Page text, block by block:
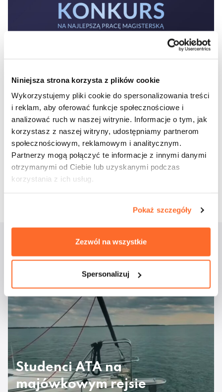
Niniejsza strona korzysta z plików cookie
Wykorzystujemy pliki cookie do spersonalizowania treści
i reklam, aby oferować funkcje społecznościowe i
analizować ruch w naszej witrynie. Informacje o tym, jak
korzystasz z naszej witryny, udostępniamy partnerom
społecznościowym, reklamowym i analitycznym.
Partnerzy mogą połączyć te informacje z innymi danymi
otrzymanymi od Ciebie lub uzyskanymi podczas
korzystania z ich usług.
Pokaż szczegóły
Zezwól na wszystkie
Spersonalizuj
Udostępnij wpis:
TwitterLinkedInPinterestEmail
7 października 2022
Aktualności
Studenci ATA na
majówkowym rejsie